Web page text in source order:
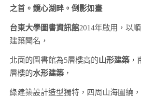
之首。鏡心湖畔。倒影如畫
台東大學圖書資訊館2014年啟用，以
建築聞名，
北面的圖書館為5層樓高的山形建築
層樓的水形建築 ，
綠建築設計造型獨特，四周山海圍繞